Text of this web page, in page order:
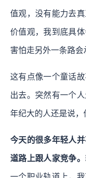
值观，没有能力去
价值观，我到底具
害怕走另外一条路会
这有点像一个童话
出去。突然有一个
年纪大的人还是说，
今天的很多年轻人
道路上跟人家竞争。